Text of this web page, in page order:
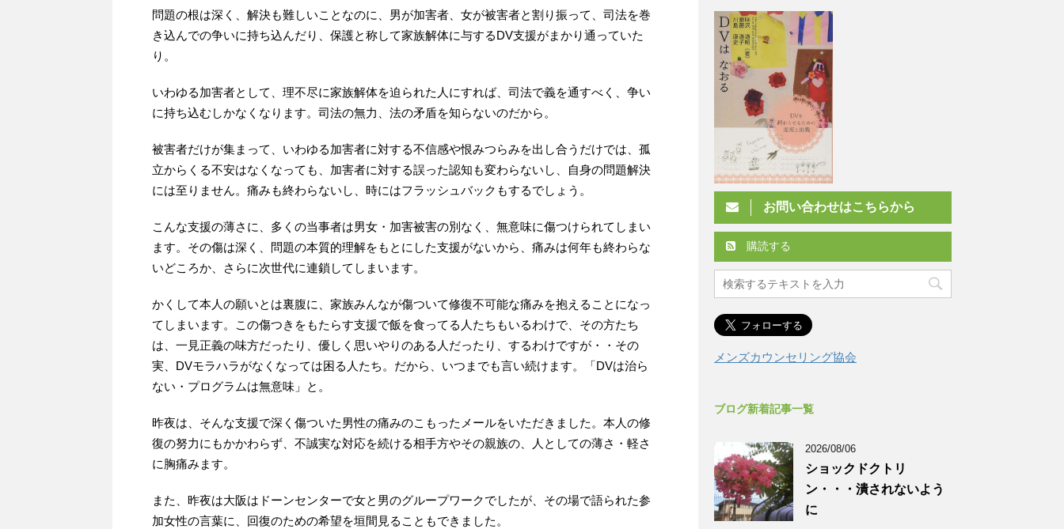
問題の根は深く、解決も難しいことなのに、男が加害者、女が被害者と割り振って、司法を巻
き込んでの争いに持ち込んだり、保護と称して家族解体に与するDV支援がまかり通っていた
り。
いわゆる加害者として、理不尽に家族解体を迫られた人にすれば、司法で義を通すべく、争い
に持ち込むしかなくなります。司法の無力、法の矛盾を知らないのだから。
被害者だけが集まって、いわゆる加害者に対する不信感や恨みつらみを出し合うだけでは、孤
立からくる不安はなくなっても、加害者に対する誤った認知も変わらないし、自身の問題解決
には至りません。痛みも終わらないし、時にはフラッシュバックもするでしょう。
こんな支援の薄さに、多くの当事者は男女・加害被害の別なく、無意味に傷つけられてしまい
ます。その傷は深く、問題の本質的理解をもとにした支援がないから、痛みは何年も終わらな
いどころか、さらに次世代に連鎖してしまいます。
かくして本人の願いとは裏腹に、家族みんなが傷ついて修復不可能な痛みを抱えることになっ
てしまいます。この傷つきをもたらす支援で飯を食ってる人たちもいるわけで、その方たち
は、一見正義の味方だったり、優しく思いやりのある人だったり、するわけですが・・その
実、DVモラハラがなくなっては困る人たち。だから、いつまでも言い続けます。「DVは治ら
ない・プログラムは無意味」と。
昨夜は、そんな支援で深く傷ついた男性の痛みのこもったメールをいただきました。本人の修
復の努力にもかかわらず、不誠実な対応を続ける相手方やその親族の、人としての薄さ・軽さ
に胸痛みます。
また、昨夜は大阪はドーンセンターで女と男のグループワークでしたが、その場で語られた参
加女性の言葉に、回復のための希望を垣間見ることもできました。
お問い合わせはこちらから
購読する
メンズカウンセリング協会
ブログ新着記事一覧
2026/08/06
ショックドクトリ
ン・・・潰されないよう
に